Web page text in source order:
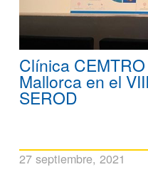
Clínica
Mallorca en el
SEROD
27 septiembre, 2021